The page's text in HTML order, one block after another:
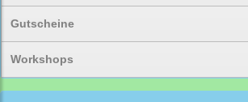
Gutscheine
Workshops